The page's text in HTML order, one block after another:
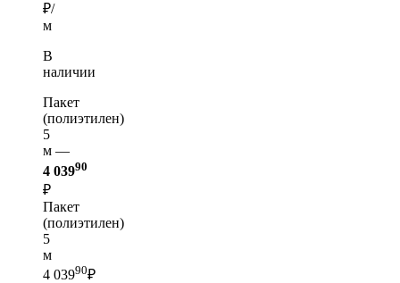
₽/
м
В
наличии
Пакет
(полиэтилен)
5
м —
4 03990
₽
Пакет
(полиэтилен)
5
м
4 03990₽